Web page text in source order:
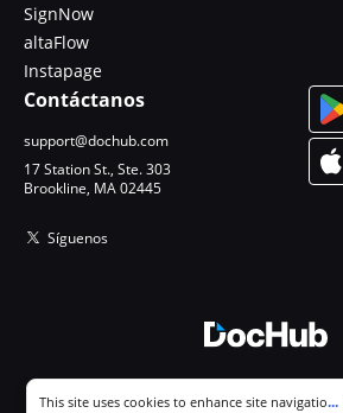
SignNow
altaFlow
Instapage
Contáctanos
support@dochub.com
17 Station St., Ste. 303
Brookline, MA 02445
Síguenos
Cookie consent notice
This site uses cookies to enhance site navigation...